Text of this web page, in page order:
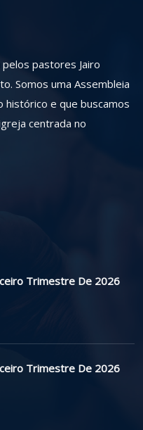
pastores Jairo
Somos uma Assembleia
e que buscamos
centrada no
Trimestre De 2026
Trimestre De 2026